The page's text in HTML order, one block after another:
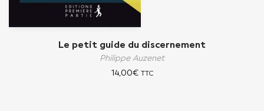
Le petit guide du discernement
Philippe Auzenet
14,00€ TTC